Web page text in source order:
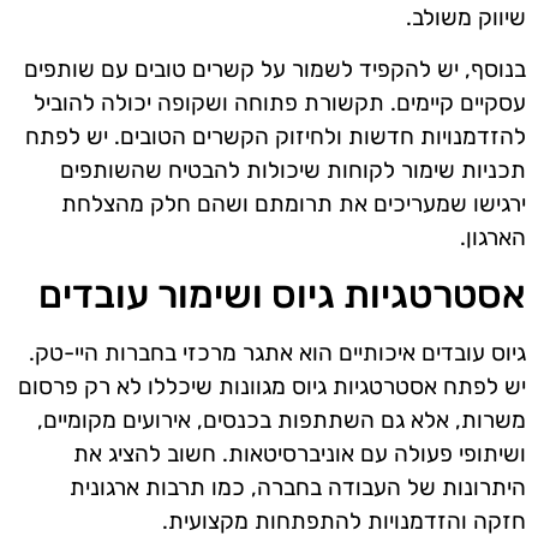
שיווק משולב.
בנוסף, יש להקפיד לשמור על קשרים טובים עם שותפים
עסקיים קיימים. תקשורת פתוחה ושקופה יכולה להוביל
להזדמנויות חדשות ולחיזוק הקשרים הטובים. יש לפתח
תכניות שימור לקוחות שיכולות להבטיח שהשותפים
ירגישו שמעריכים את תרומתם ושהם חלק מהצלחת
הארגון.
אסטרטגיות גיוס ושימור עובדים
גיוס עובדים איכותיים הוא אתגר מרכזי בחברות היי-טק.
יש לפתח אסטרטגיות גיוס מגוונות שיכללו לא רק פרסום
משרות, אלא גם השתתפות בכנסים, אירועים מקומיים,
ושיתופי פעולה עם אוניברסיטאות. חשוב להציג את
היתרונות של העבודה בחברה, כמו תרבות ארגונית
חזקה והזדמנויות להתפתחות מקצועית.